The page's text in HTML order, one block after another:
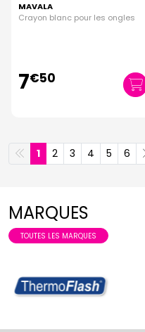
MAVALA
Crayon blanc pour les ongles
7€50
1 2 3 4 5 6
MARQUES
TOUTES LES MARQUES